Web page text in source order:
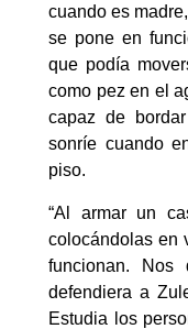
cuando es
se pone en
que podía
como pez en el
capaz de
sonríe cuando
piso.
“Al armar un
colocándolas en
funcionan. Nos
defendiera a
Estudia los